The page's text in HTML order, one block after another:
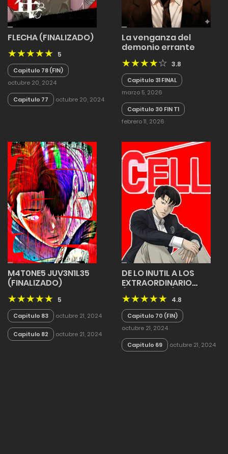
FLECHA (FINALIZADO)
5
Capitulo 78 (FIN)
octubre 20, 2024
Capitulo 77 octubre 20, 2024
La venganza del
demonio errante
3.8
Capitulo 31 FINAL
marzo 5, 2026
Capitulo 30 FIN T1
febrero 11, 2026
M4T0NE5 JUV3N1L35
(FINALIZADO)
5
Capitulo 83 octubre 21, 2024
Capitulo 82 octubre 21, 2024
DE LO INUTIL A LOS
EXTRAORDINARIO
(FINALIZADO)
4.8
Capitulo 70 (FIN)
octubre 21, 2024
Capitulo 69 octubre 21, 2024